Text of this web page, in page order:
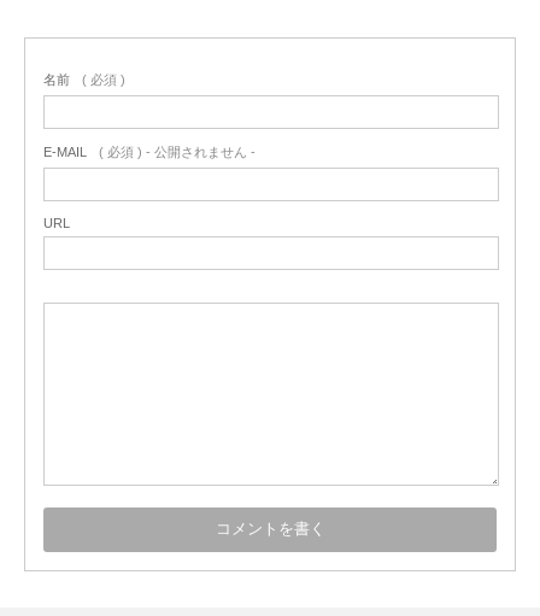
名前 ( 必須 )
E-MAIL ( 必須 ) - 公開されません -
URL